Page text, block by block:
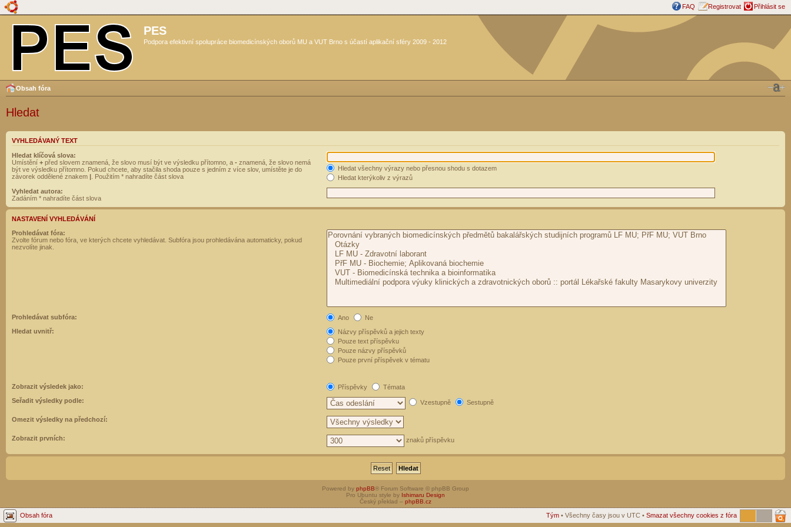
FAQ Registrovat Přihlásit se
PES
Podpora efektivní spolupráce biomedicínských oborů MU a VUT Brno s účastí aplikační sféry 2009 - 2012
Obsah fóra
Hledat
VYHLEDÁVANÝ TEXT
Hledat klíčová slova:
Umístění + před slovem znamená, že slovo musí být ve výsledku přítomno, a - znamená, že slovo nemá
být ve výsledku přítomno. Pokud chcete, aby stačila shoda pouze s jedním z více slov, umístěte je do
závorek oddělené znakem | . Použitím * nahradíte část slova
Hledat všechny výrazy nebo přesnou shodu s dotazem
Hledat kterýkoliv z výrazů
Vyhledat autora:
Zadáním * nahradíte část slova
NASTAVENÍ VYHLEDÁVÁNÍ
Prohledávat fóra:
Zvolte fórum nebo fóra, ve kterých chcete vyhledávat. Subfóra jsou prohledávána automaticky, pokud
nezvolíte jinak.
Prohledávat subfóra: Ano
Ne
Hledat uvnitř:
Názvy příspěvků a jejich texty
Pouze text příspěvku
Pouze názvy příspěvků
Pouze první příspěvek v tématu
Zobrazit výsledek jako: Příspěvky
Témata
Seřadit výsledky podle:
Vzestupně Sestupně
Omezit výsledky na předchozí:
Zobrazit prvních: znaků příspěvku
Powered by phpBB® Forum Software © phpBB Group
Pro Ubuntu style by Ishimaru Design
Český překlad – phpBB.cz
Obsah fóra Tým • Všechny časy jsou v UTC • Smazat všechny cookies z fóra